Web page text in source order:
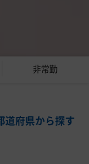
非常勤
道府県から探す